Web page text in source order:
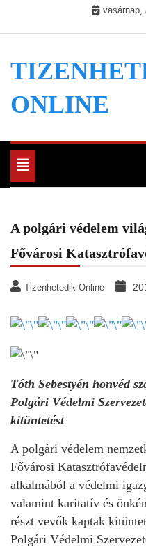
vasárnap,
ONLINE
Toggle
navigation
A polgári védelem
Fővárosi
Tizenhetedik Online
Tóth Sebestyén honvéd
Polgári Védelmi
kitüntetést
A polgári védelem
Fővárosi
alkalmából a védelmi
valamint karitatív és
részt vevők kaptak
Polgári Védelmi